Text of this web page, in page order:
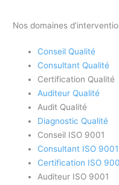
Nos domaines
Conseil Qualité
Consultant Qualité
Certification Qualité
Auditeur Qualité
Audit Qualité
Diagnostic Qualité
Conseil ISO 9001
Consultant ISO 9001
Certification ISO
Auditeur ISO 9001